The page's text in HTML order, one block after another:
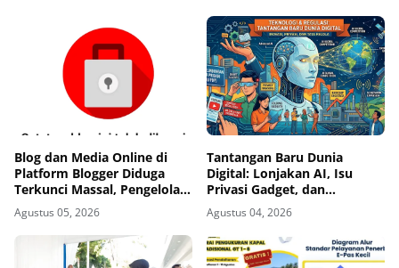
Blog dan Media Online di
Platform Blogger Diduga
Terkunci Massal, Pengelola
Dibuat Cemas
Agustus 05, 2026
Tantangan Baru Dunia
Digital: Lonjakan AI, Isu
Privasi Gadget, dan
Pengawasan Ketat Industri
Teknologi
Agustus 04, 2026